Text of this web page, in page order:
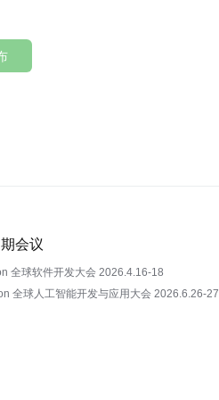
会议
全球软件开发大会 2026.4.16-18
全球人工智能开发与应用大会 2026.6.26-27